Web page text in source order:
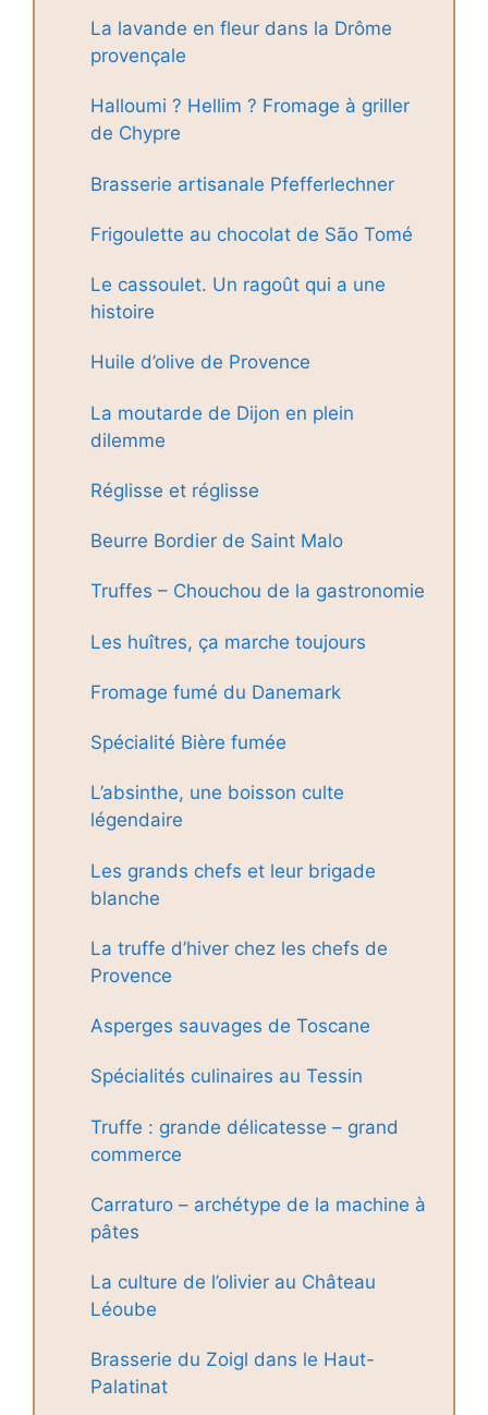
La lavande en fleur dans la Drôme
provençale
Halloumi ? Hellim ? Fromage à griller
de Chypre
Brasserie artisanale Pfefferlechner
Frigoulette au chocolat de São Tomé
Le cassoulet. Un ragoût qui a une
histoire
Huile d’olive de Provence
La moutarde de Dijon en plein
dilemme
Réglisse et réglisse
Beurre Bordier de Saint Malo
Truffes – Chouchou de la gastronomie
Les huîtres, ça marche toujours
Fromage fumé du Danemark
Spécialité Bière fumée
L’absinthe, une boisson culte
légendaire
Les grands chefs et leur brigade
blanche
La truffe d’hiver chez les chefs de
Provence
Asperges sauvages de Toscane
Spécialités culinaires au Tessin
Truffe : grande délicatesse – grand
commerce
Carraturo – archétype de la machine à
pâtes
La culture de l’olivier au Château
Léoube
Brasserie du Zoigl dans le Haut-
Palatinat